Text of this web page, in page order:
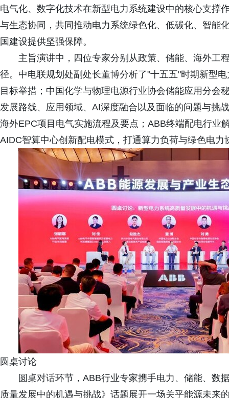
电气化、数字化技术在新型电力系统建设中的核心支撑
与生态协同，共同推动电力系统绿色化、低碳化、智能
国建设提供坚强保障。
主旨演讲中，四位专家分别从政策、储能、海外工
径。中电联规划处副处长董博分析了"十五五"时期新型
目标举措；中国化学与物理电源行业协会储能应用分会
发展路线、应用领域、AI深度融合以及面临的问题与挑
海外EPC项目电气实施流程及要点；ABB终端配电行业
AIDC智算中心创新配电模式，打通算力负荷与绿色电力
圆桌讨论
圆桌对话环节，ABB行业专家携手电力、储能、数
质量发展中的机遇与挑战》话题展开一场关乎能源未来